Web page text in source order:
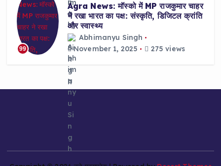
99
Agra News: मॉस्को में MP राजकुमार चाहर
ने रखा भारत का पक्ष: संस्कृति, डिजिटल क्रांति
और स्वास्थ्य
Abhimanyu Singh
November 1, 2025
275 views